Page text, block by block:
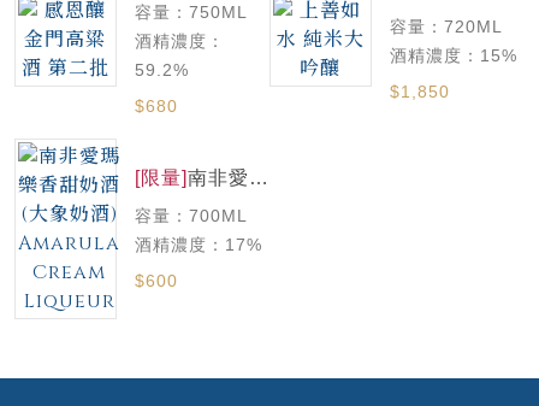
二批
容量：750ML
酒精濃度：
59.2%
$680
容量：720ML
酒精濃度：15%
$1,850
[限量]南非愛瑪
象奶酒)
Amarula
Liqueur
容量：700ML
酒精濃度：17%
$600